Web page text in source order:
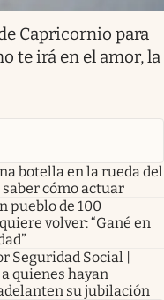
Capricornio para
te irá en el amor, la
botella en la rueda del
cómo actuar
pueblo de 100
volver: “Gané en
Seguridad Social |
quienes hayan
su jubilación